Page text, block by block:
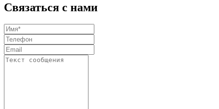
Связаться с нами